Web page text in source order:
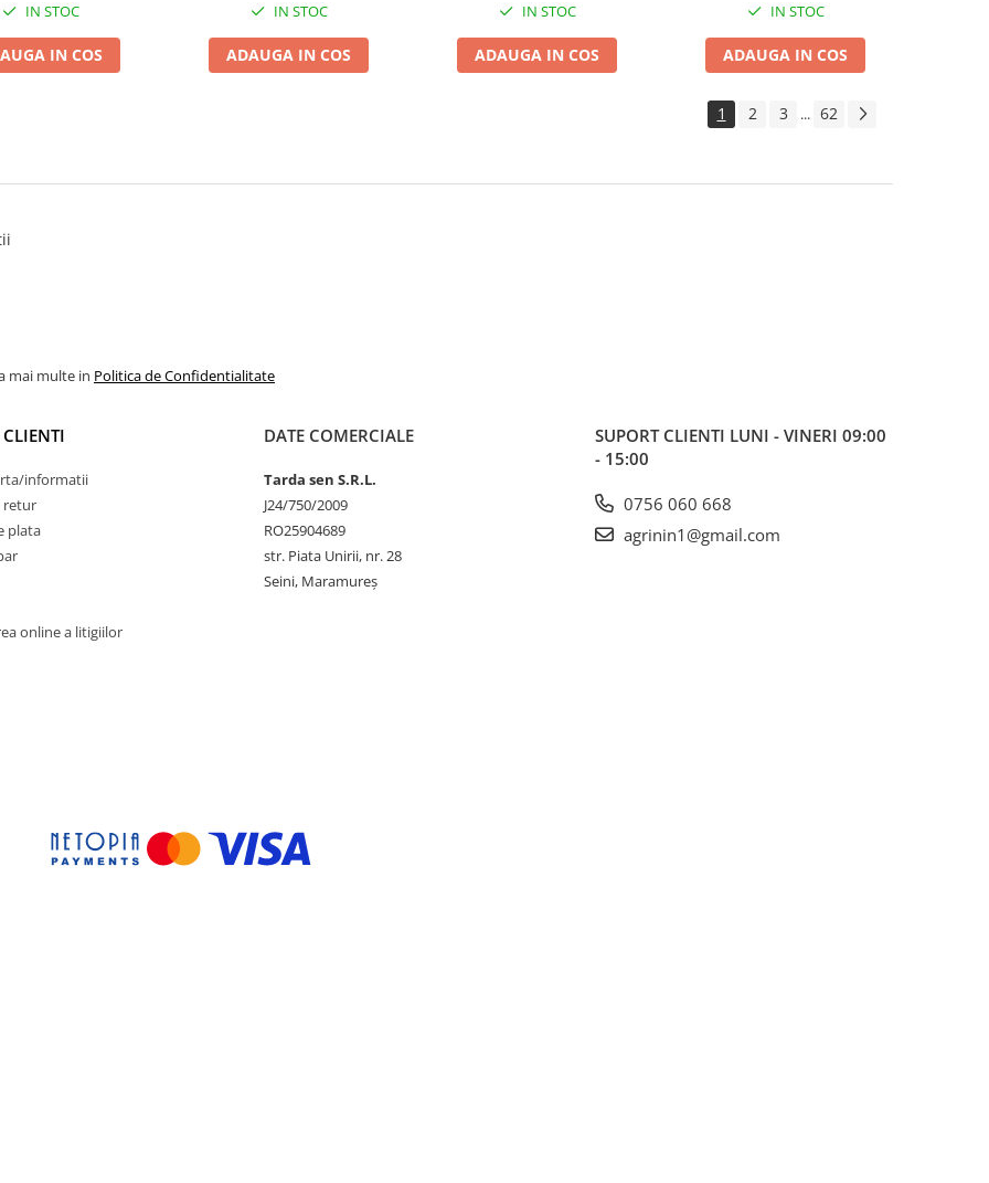
IN STOC
IN COS
IN STOC
ADAUGA IN COS
IN STOC
ADAUGA IN COS
IN STOC
ADAUGA IN COS
1 2 3 ... 62
mai multe in Politica de Confidentialitate
informatii
retur
plata
online a litigiilor
DATE COMERCIALE
Tarda sen S.R.L.
J24/750/2009
RO25904689
str. Piata Unirii, nr. 28
Seini, Maramureş
SUPORT CLIENTI LUNI - VINERI 09:00
- 15:00
0756 060 668
agrinin1@gmail.com